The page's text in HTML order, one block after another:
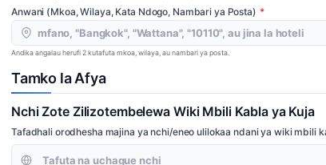
Anwani (Mkoa, Wilaya, Kata Ndogo, Nambari ya Posta)
Andika angalau herufi 2 kutafuta mkoa, wilaya, au nambari ya posta.
Tamko la Afya
Nchi Zote Zilizotembelewa Wiki Mbili Kabla ya Kuja
Tafadhali orodhesha majina ya nchi/eneo ulilokaa ndani ya wiki mbili